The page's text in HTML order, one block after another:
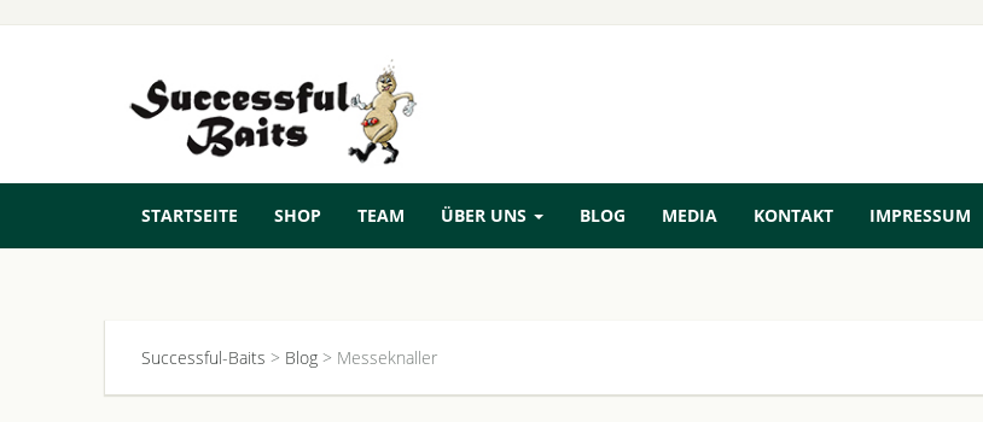
STARTSEITE SHOP TEAM ÜBER UNS BLOG MEDIA KONTAKT IMPRESSUM
Successful-Baits > Blog > Messeknaller